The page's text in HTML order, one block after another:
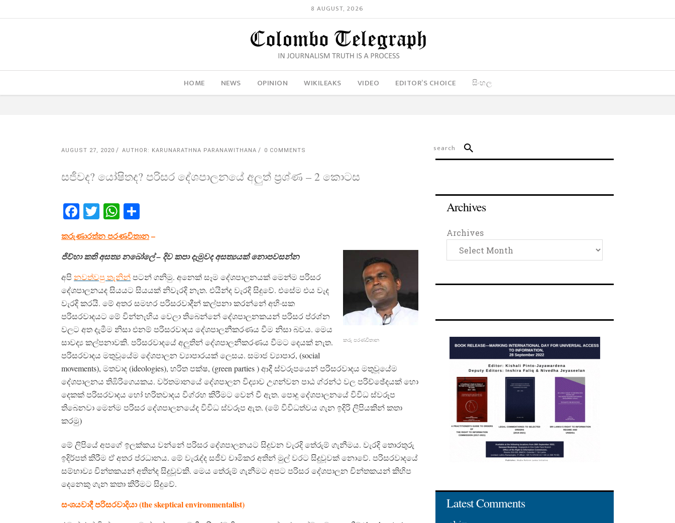
8 AUGUST, 2026
HOME NEWS OPINION WIKILEAKS VIDEO EDITOR’S CHOICE සිංහල
AUGUST 27, 2020 AUTHOR: KARUNARATHNA PARANAWITHANA 0 COMMENTS
සජීවද? යෝෂිතද? පරිසර දේශපාලනයේ අලුත් ප්‍රශ්ණ​ – 2 කොටස
Facebook
TwitterWhatsApp
කරුණාරත්න පරණවිතාන​ –
කරු පරණවිතාන​
ජිව්හා කති අසත්‍ය නබෝලේ – දිව කපා දැමුවද අසත්‍යයක් නොපවසන්න
අපිනවත්වපු තැනින්පටන් ගනිමු. අනෙක් සෑම දේශපාලනයක් මෙන්ම පරිසර
දේශපාලනයද සියයට සියයක් නිවැරදි නැත. එයින්ද වැරදි සිදුවේ. එසේම එය වැද
වැරදි කරයි. මේ අතර සමහර පරිසරවාදීන් කල්පනා කරන්නේ අහිංසක
පරිසරවාදයට මේ වින්නැහිය වෙලා තිබෙන්නේ දේශපාලනකයන් පරිසර ප්රශ්න
වලට අත දැමීම නිසා එනම් පරිසරවාදය දේශපාලනීකරණය වීම නිසා බවය. මෙය
සාවද්‍ය කල්පනාවකි. පරිසරවාදයේ අලුතින් දේශපාලනීකරණය වීම⁣ට දෙයක් නැත.
පරිසරවාදය මතුවූයේම දේශපාලන ව්‍යාපාරයක් ලෙසය. සමාජ ව්‍යාපාර, (social
movements), මතවාද (ideologies), හරිත පක්ෂ, (green parties ) ආදී ස්වරූපයෙන් පරිසරවාදය මතුවූයේම
දේශපාලනය තිඹිරිගෙයකය. වර්තමානයේ දේශපාලන විද්‍යාව උගන්වන පාඨ ග්රන්ථ වල පරිච්ඡේදයක් හො
දෙකක් පරිසරවාදය හෝ හරිතවාදය විග්රහ කිරීමට වෙන් වී ඇත. පොදු දේශපාලනයේ විවිධ ස්වරූප
තිබෙනවා මෙන්ම පරිසර දේශපාලනයේද විවිධ ස්වරූප ඇත. (මේ විවිධත්වය ගැන ඉදිරි ලිපියකින් කතා
කරමු)
මේ ලිපියේ අපගේ ඉලක්කය වන්නේ පරිසර දේශපාලනයට සිදුවන වැරදි තේරුම් ගැනීමය. වැරදි තොරතුරු
ඉදිර්පත් කිරීම ඒ අතර ප්රධානය. මේ වැරැද්ද සජීව චාමිකර අතින් මුල් වරට සිදුවූවක් නොවේ. පරිසරවාදයේ
සම්භාව්‍ය චින්තකයන් අතින්ද සිදුවූවකි. මෙය තේරුම් ගැනීමට අපට පරිසර දේශපාලන චින්තකයන් කිහිප
දෙනෙකු ගැන කතා කිරීමට සිදුවේ.
සංශයවාදී පරිසරවාදියා (the skeptical environmentalist)
Archives
Archives
Latest Comments